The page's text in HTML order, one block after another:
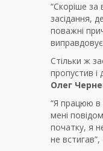
“Скоріше за
засідання,
поважні
Стільки ж
пропустив і
Олег
“Я працюю в
мені
початку, я
не